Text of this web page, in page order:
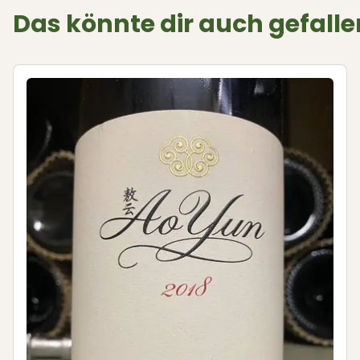
Das könnte dir auch